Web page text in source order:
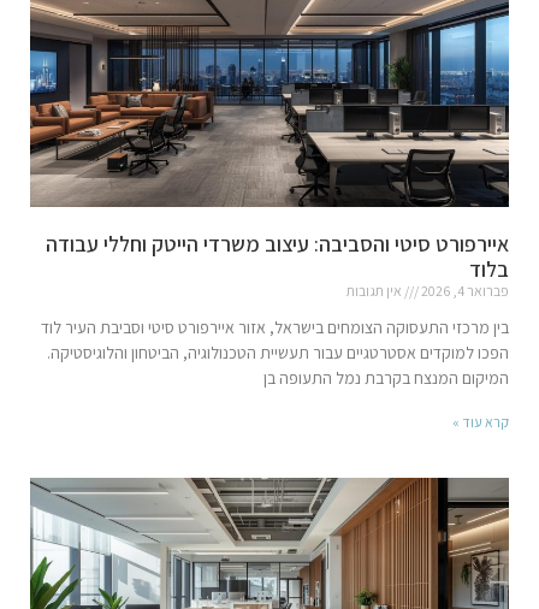
איירפורט סיטי והסביבה: עיצוב משרדי הייטק וחללי עבודה
בלוד
פברואר 4, 2026 אין תגובות
בין מרכזי התעסוקה הצומחים בישראל, אזור איירפורט סיטי וסביבת העיר לוד
הפכו למוקדים אסטרטגיים עבור תעשיית הטכנולוגיה, הביטחון והלוגיסטיקה.
המיקום המנצח בקרבת נמל התעופה בן
קרא עוד »